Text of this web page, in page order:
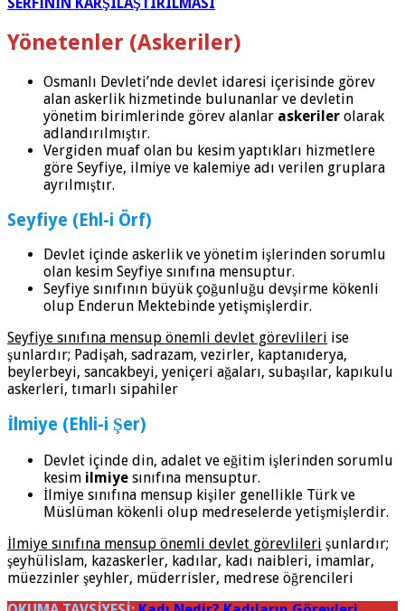
Yönetenler (Askeriler)
Osmanlı Devleti’nde devlet idaresi içerisinde görev
alan askerlik hizmetinde bulunanlar ve devletin
yönetim birimlerinde görev alanlar askeriler olarak
adlandırılmıştır.
Vergiden muaf olan bu kesim yaptıkları hizmetlere
göre Seyfiye, ilmiye ve kalemiye adı verilen gruplara
ayrılmıştır.
Seyfiye (Ehl-i Örf)
Devlet içinde askerlik ve yönetim işlerinden sorumlu
olan kesim Seyfiye sınıfına mensuptur.
Seyfiye sınıfının büyük çoğunluğu devşirme kökenli
olup Enderun Mektebinde yetişmişlerdir.
Seyfiye sınıfına mensup önemli devlet görevlileri ise
şunlardır; Padişah, sadrazam, vezirler, kaptanıderya,
beylerbeyi, sancakbeyi, yeniçeri ağaları, subaşılar, kapıkulu
askerleri, tımarlı sipahiler
İlmiye (Ehli-i Şer)
Devlet içinde din, adalet ve eğitim işlerinden sorumlu
kesim ilmiye sınıfına mensuptur.
İlmiye sınıfına mensup kişiler genellikle Türk ve
Müslüman kökenli olup medreselerde yetişmişlerdir.
İlmiye sınıfına mensup önemli devlet görevlileri şunlardır;
şeyhülislam, kazaskerler, kadılar, kadı naibleri, imamlar,
müezzinler şeyhler, müderrisler, medrese öğrencileri